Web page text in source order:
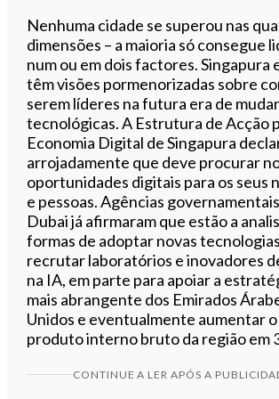
Nenhuma cidade se superou nas
dimensões – a maioria só consegue
num ou em dois factores. Singapura
têm visões pormenorizadas sobre
serem líderes na futura era de
tecnológicas. A Estrutura de Acção
Economia Digital de Singapura
arrojadamente que deve procurar
oportunidades digitais para os seus
e pessoas. Agências
Dubai já afirmaram que estão a
formas de adoptar novas
recrutar laboratórios e inovadores
na IA, em parte para apoiar a
mais abrangente dos Emirados
Unidos e eventualmente aumentar o
produto interno bruto da região em
CONTINUE A LER APÓS A